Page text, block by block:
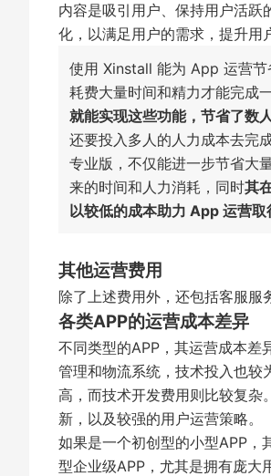
内容是吸引用户、保持用户活
化，以满足用户的需求，提升用
使用 Xinstall 能为 App 运营节
耗费大量时间和精力才能完成
就能实现这些功能，节省了数
还要投入多人的人力成本去完
专业版，不仅能进一步节省大
来的时间和人力消耗，同时其
以较低的成本助力 App 运营取
其他运营费用
除了上述费用外，还包括客服服
各类APP的运营成本差异
不同类型的APP，其运营成本差
管理和物流系统，技术投入也较
高，而技术开发费用则比较复杂
新，以及较强的用户运营策略。
如果是一个初创型的小型APP，
型企业级APP，尤其是拥有庞大